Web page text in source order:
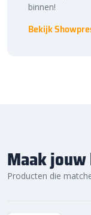
binnen!
Bekijk
Maak
Producten die